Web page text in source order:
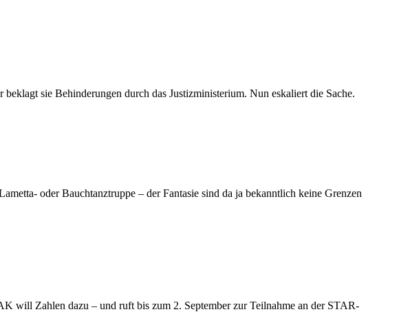
sie Behinderungen durch das Justizministerium. Nun eskaliert die Sache.
oder Bauchtanztruppe – der Fantasie sind da ja bekanntlich keine Grenzen
will Zahlen dazu – und ruft bis zum 2. September zur Teilnahme an der STAR-